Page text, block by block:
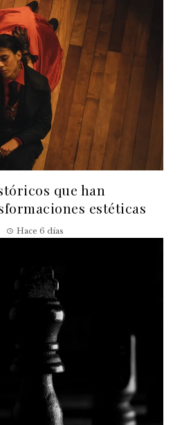
que han
estéticas
Hace 6 días